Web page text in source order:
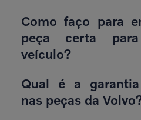
Como faço para
peça certa
veículo?
Qual é a
nas peças da